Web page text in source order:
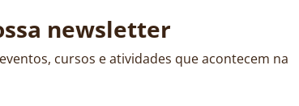
newsletter
cursos e atividades que acontecem na